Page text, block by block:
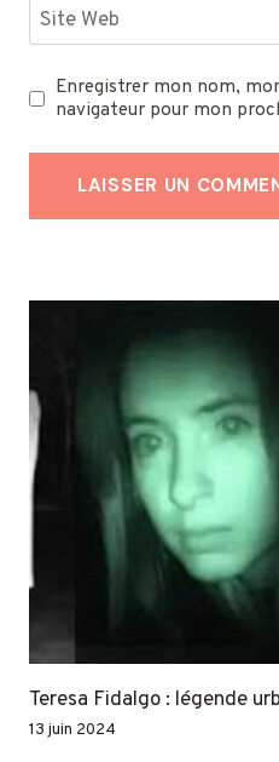
Site Web
Enregistrer mon nom,
navigateur pour mon
Teresa Fidalgo : légende
13 juin 2024